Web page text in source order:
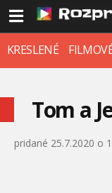
KRESLENÉ
Tom a
pridané 25.7.2020 o